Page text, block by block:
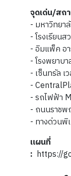
จุดเด่น/สถ
- มหาวิทยา
- โรงเรียน
- อิมแพ็ค อ
- โรงพยาบ
- เซ็นทรัล เ
-
- รถไฟฟ้า
- ถนนราชพ
- ทางด่วนพิ
แผนที่
: https://